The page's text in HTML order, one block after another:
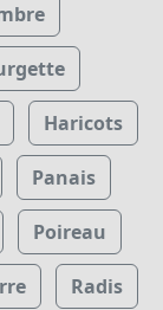
Haricots
Panais
Poireau
Radis